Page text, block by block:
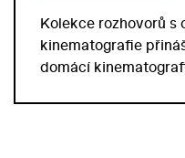
Kolekce rozhovorů s
kinematografie
domácí